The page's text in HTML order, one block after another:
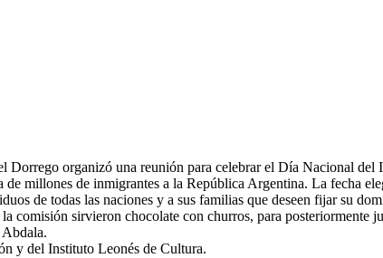
Dorrego organizó una reunión para celebrar el Día Nacional del
millones de inmigrantes a la República Argentina. La fecha
de todas las naciones y a sus familias que deseen fijar su
comisión sirvieron chocolate con churros, para posteriormente
y del Instituto Leonés de Cultura.